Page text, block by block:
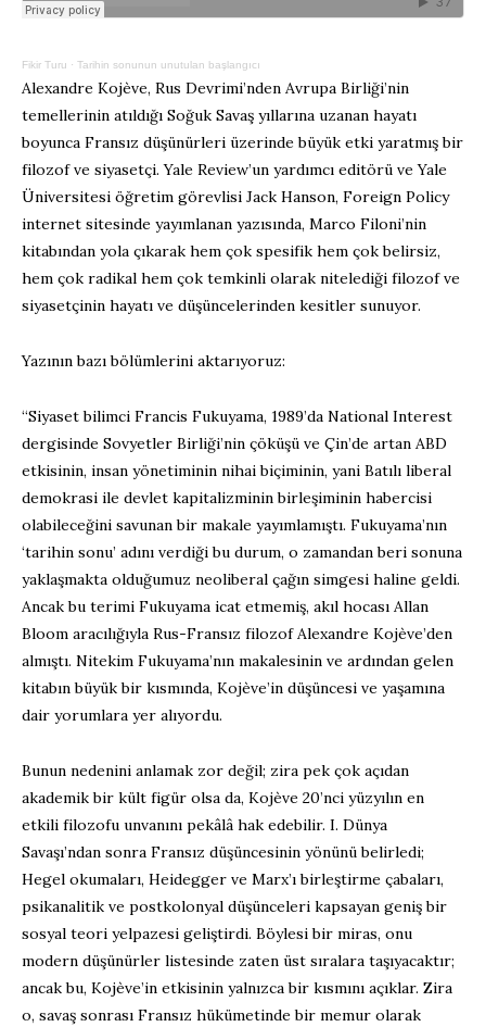
Fikir Turu · Tarihin sonunun unutulan başlangıcı
Alexandre Kojève, Rus Devrimi’nden Avrupa Birliği’nin
temellerinin atıldığı Soğuk Savaş yıllarına uzanan hayatı
boyunca Fransız düşünürleri üzerinde büyük etki yaratmış bir
filozof ve siyasetçi. Yale Review’un yardımcı editörü ve Yale
Üniversitesi öğretim görevlisi Jack Hanson, Foreign Policy
internet sitesinde yayımlanan yazısında, Marco Filoni’nin
kitabından yola çıkarak hem çok spesifik hem çok belirsiz,
hem çok radikal hem çok temkinli olarak nitelediği filozof ve
siyasetçinin hayatı ve düşüncelerinden kesitler sunuyor.
Yazının bazı bölümlerini aktarıyoruz:
“Siyaset bilimci Francis Fukuyama, 1989’da National Interest
dergisinde Sovyetler Birliği’nin çöküşü ve Çin’de artan ABD
etkisinin, insan yönetiminin nihai biçiminin, yani Batılı liberal
demokrasi ile devlet kapitalizminin birleşiminin habercisi
olabileceğini savunan bir makale yayımlamıştı. Fukuyama’nın
‘tarihin sonu’ adını verdiği bu durum, o zamandan beri sonuna
yaklaşmakta olduğumuz neoliberal çağın simgesi haline geldi.
Ancak bu terimi Fukuyama icat etmemiş, akıl hocası Allan
Bloom aracılığıyla Rus-Fransız filozof Alexandre Kojève’den
almıştı. Nitekim Fukuyama’nın makalesinin ve ardından gelen
kitabın büyük bir kısmında, Kojève’in düşüncesi ve yaşamına
dair yorumlara yer alıyordu.
Bunun nedenini anlamak zor değil; zira pek çok açıdan
akademik bir kült figür olsa da, Kojève 20’nci yüzyılın en
etkili filozofu unvanını pekâlâ hak edebilir. I. Dünya
Savaşı’ndan sonra Fransız düşüncesinin yönünü belirledi;
Hegel okumaları, Heidegger ve Marx’ı birleştirme çabaları,
psikanalitik ve postkolonyal düşünceleri kapsayan geniş bir
sosyal teori yelpazesi geliştirdi. Böylesi bir miras, onu
modern düşünürler listesinde zaten üst sıralara taşıyacaktır;
ancak bu, Kojève’in etkisinin yalnızca bir kısmını açıklar. Zira
o, savaş sonrası Fransız hükümetinde bir memur olarak